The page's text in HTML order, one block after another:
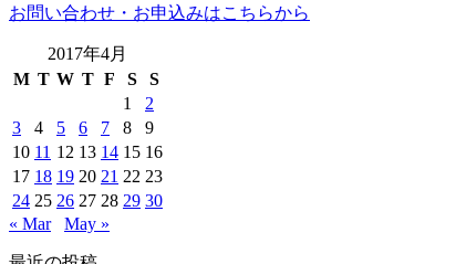
お問い合わせ・お申込みはこちらから
2017年4月
M T W T F S
S
1
2
3
4 5 6 7 8
9
10 11 12 13 14 15 16
17 18 19 20 21 22 23
24 25 26 27 28 29 30
« Mar
May »